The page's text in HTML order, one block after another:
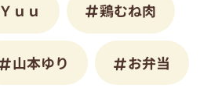
Ｙｕｕ 鶏むね肉
山本ゆり お弁当